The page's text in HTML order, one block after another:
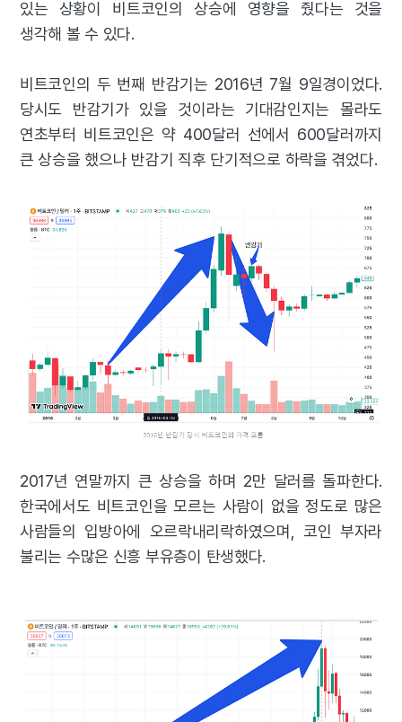
있는 상황이 비트코인의 상승에 영향을 줬다는 것을
생각해 볼 수 있다.
비트코인의 두 번째 반감기는 2016년 7월 9일경이었다.
당시도 반감기가 있을 것이라는 기대감인지는 몰라도
연초부터 비트코인은 약 400달러 선에서 600달러까지
큰 상승을 했으나 반감기 직후 단기적으로 하락을 겪었다.
2017년 연말까지 큰 상승을 하며 2만 달러를 돌파한다.
한국에서도 비트코인을 모르는 사람이 없을 정도로 많은
사람들의 입방아에 오르락내리락하였으며, 코인 부자라
불리는 수많은 신흥 부유층이 탄생했다.